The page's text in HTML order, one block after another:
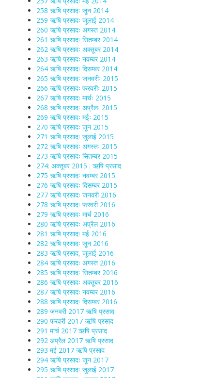
258 ऋषि प्रसादः जून 2014
259 ऋषि प्रसादः जुलाई 2014
260 ऋषि प्रसादः अगस्त 2014
261 ऋषि प्रसादः सितम्बर 2014
262 ऋषि प्रसादः अक्तूबर 2014
263 ऋषि प्रसादः नवम्बर 2014
264 ऋषि प्रसादः दिसम्बर 2014
265 ऋषि प्रसादः जनवरीः 2015
266 ऋषि प्रसादः फरवरीः 2015
267 ऋषि प्रसादः मार्चः 2015
268 ऋषि प्रसादः अप्रैलः 2015
269 ऋषि प्रसादः मईः 2015
270 ऋषि प्रसादः जून 2015
271 ऋषि प्रसादः जुलाई 2015
272 ऋषि प्रसादः अगस्तः 2015
273 ऋषि प्रसादः सितम्बर 2015
274: अक्तूबर 2015 : ऋषि प्रसाद
275 ऋषि प्रसादः नवम्बर 2015
276 ऋषि प्रसादः दिसम्बर 2015
277 ऋषि प्रसादः जनवरी 2016
278 ऋषि प्रसादः फरवरी 2016
279 ऋषि प्रसादः मार्च 2016
280 ऋषि प्रसादः अप्रैल 2016
281 ऋषि प्रसादः मई 2016
282 ऋषि प्रसादः जून 2016
283 ऋषि प्रसाद, जुलाई 2016
284 ऋषि प्रसादः अगस्त 2016
285 ऋषि प्रसादः सितम्बर 2016
286 ऋषि प्रसादः अक्तूबर 2016
287 ऋषि प्रसादः नवम्बर 2016
288 ऋषि प्रसादः दिसम्बर 2016
289 जनवरी 2017 ऋषि प्रसाद
290 फरवरी 2017 ऋषि प्रसाद
291 मार्च 2017 ऋषि प्रसाद
292 अप्रैल 2017 ऋषि प्रसाद
293 मई 2017 ऋषि प्रसाद
294 ऋषि प्रसादः जून 2017
295 ऋषि प्रसादः जुलाई 2017